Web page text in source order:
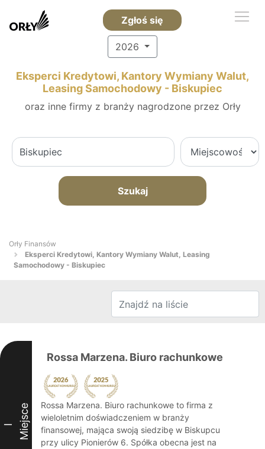
Zgłoś się
2026
Eksperci Kredytowi, Kantory Wymiany Walut,
Leasing Samochodowy - Biskupiec
oraz inne firmy z branży nagrodzone przez Orły
Szukaj
Orły Finansów
Eksperci Kredytowi, Kantory Wymiany Walut, Leasing
Samochodowy - Biskupiec
I Miejsce
Rossa Marzena. Biuro rachunkowe
Rossa Marzena. Biuro rachunkowe to firma z
wieloletnim doświadczeniem w branży
finansowej, mająca swoją siedzibę w Biskupcu
przy ulicy Pionierów 6. Spółka obecna jest na